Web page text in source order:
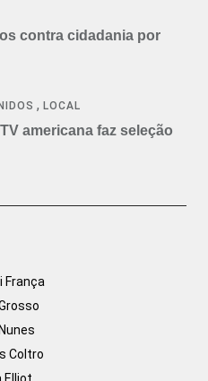
contra cidadania por
,LOCAL
americana faz seleção
França
Coltro